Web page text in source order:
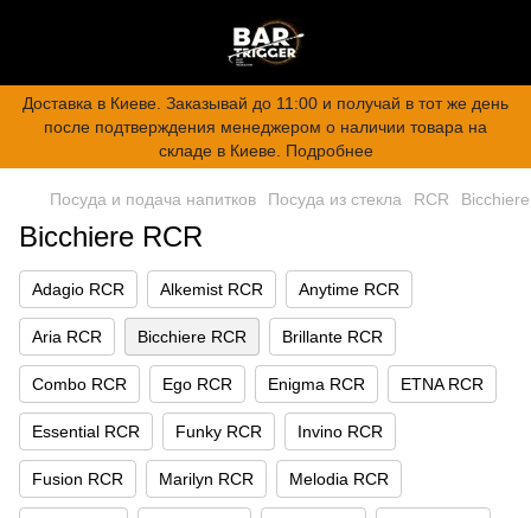
Доставка в Киеве. Заказывай до 11:00 и получай в тот же день
после подтверждения менеджером о наличии товара на
складе в Киеве. Подробнее
Посуда и подача напитков Посуда из стекла RCR
Bicchiere RCR
Adagio RCR Alkemist RCR Anytime RCR
Aria RCR Bicchiere RCR Brillante RCR
Combo RCR Ego RCR Enigma RCR ETNA RCR
Essential RCR Funky RCR Invino RCR
Fusion RCR Marilyn RCR Melodia RCR